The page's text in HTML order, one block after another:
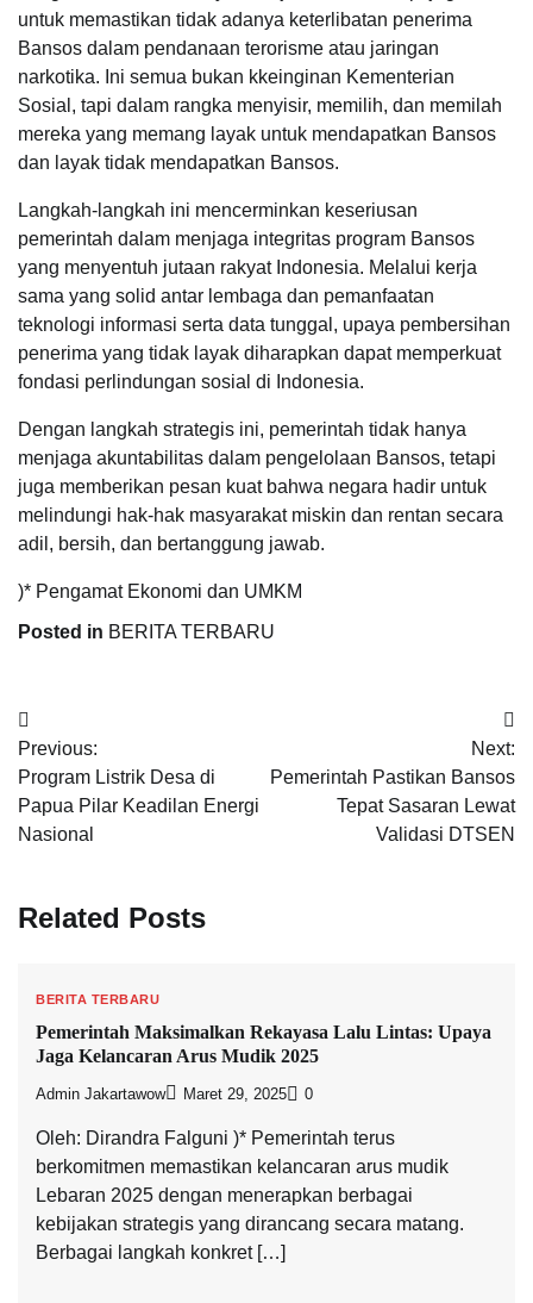
untuk memastikan tidak adanya keterlibatan penerima
Bansos dalam pendanaan terorisme atau jaringan
narkotika. Ini semua bukan kkeinginan Kementerian
Sosial, tapi dalam rangka menyisir, memilih, dan memilah
mereka yang memang layak untuk mendapatkan Bansos
dan layak tidak mendapatkan Bansos.
Langkah-langkah ini mencerminkan keseriusan
pemerintah dalam menjaga integritas program Bansos
yang menyentuh jutaan rakyat Indonesia. Melalui kerja
sama yang solid antar lembaga dan pemanfaatan
teknologi informasi serta data tunggal, upaya pembersihan
penerima yang tidak layak diharapkan dapat memperkuat
fondasi perlindungan sosial di Indonesia.
Dengan langkah strategis ini, pemerintah tidak hanya
menjaga akuntabilitas dalam pengelolaan Bansos, tetapi
juga memberikan pesan kuat bahwa negara hadir untuk
melindungi hak-hak masyarakat miskin dan rentan secara
adil, bersih, dan bertanggung jawab.
)* Pengamat Ekonomi dan UMKM
Posted in BERITA TERBARU
Navigasi
pos
Previous:
Program Listrik Desa di
Papua Pilar Keadilan Energi
Nasional
Next:
Pemerintah Pastikan Bansos
Tepat Sasaran Lewat
Validasi DTSEN
Related Posts
BERITA TERBARU
Pemerintah Maksimalkan Rekayasa Lalu Lintas: Upaya
Jaga Kelancaran Arus Mudik 2025
Admin Jakartawow Maret 29, 2025 0
Oleh: Dirandra Falguni )* Pemerintah terus
berkomitmen memastikan kelancaran arus mudik
Lebaran 2025 dengan menerapkan berbagai
kebijakan strategis yang dirancang secara matang.
Berbagai langkah konkret […]